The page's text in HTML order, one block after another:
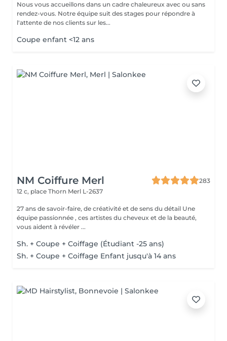
Nous vous accueillons dans un cadre chaleureux avec ou sans
rendez-vous. Notre équipe suit des stages pour répondre à
l'attente de nos clients sur les...
Coupe enfant <12 ans
NM Coiffure Merl
283
12 c, place Thorn Merl L-2637
27 ans de savoir-faire, de créativité et de sens du détail Une
équipe passionnée , ces artistes du cheveux et de la beauté,
vous aident à révéler ...
Sh. + Coupe + Coiffage (Étudiant -25 ans)
Sh. + Coupe + Coiffage Enfant jusqu'à 14 ans